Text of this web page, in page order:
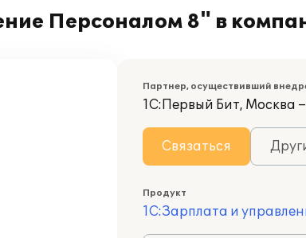
Персоналом 8" в
Партнер, осуществивший
1С:Первый Бит, Москва
Связаться
Продукт
1С:Зарплата и